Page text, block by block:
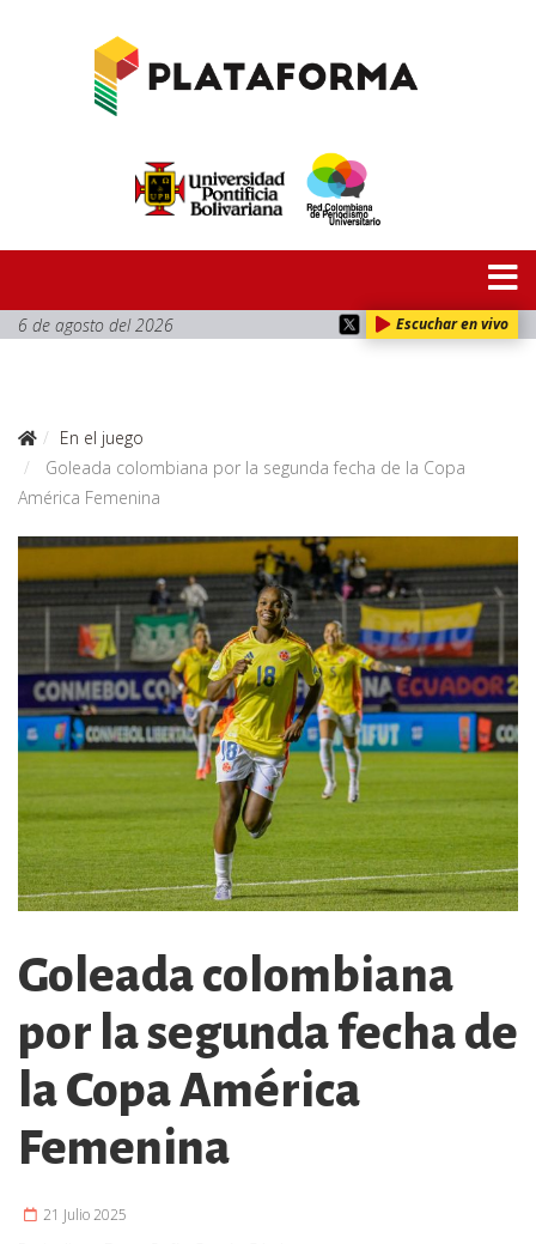
6 de agosto del 2026 Escuchar en vivo
En el juego
Goleada colombiana por la segunda fecha de la Copa
América Femenina
Goleada colombiana
por la segunda fecha de
la Copa América
Femenina
21 Julio 2025